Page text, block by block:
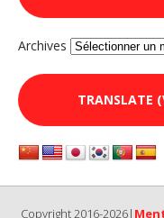
Archives
TRANSLATE
Copyright 2016-2026|